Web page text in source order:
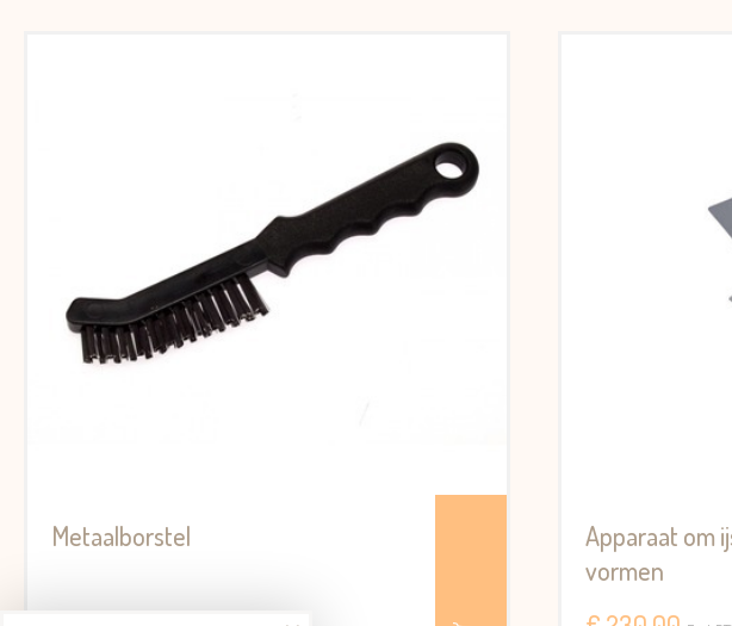
Metaalborstel
Apparaat om
vormen